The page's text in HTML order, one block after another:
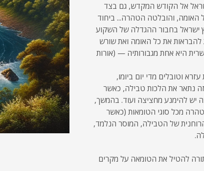
אל הקודש המקדש, גם בצד
האומה, והובלטה הטהרה... ביחוד
ישראל בחבור ההגדלה של השקוע
להבראות את כל האומה ואת שורש
היא אחת מגבורותיה — (אורות
וטובלים מדי יום ביומו,
נתאר את הלכות טבילה, כאשר
יש להימנע מחציצה ועוד. בהמשך,
מכל סוגי הטומאות (כאשר
של הטבילה, המוסר הנלמד,
להטיל את הטומאה על מקרים